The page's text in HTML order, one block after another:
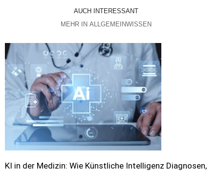
AUCH INTERESSANT
MEHR IN ALLGEMEINWISSEN
KI in der Medizin: Wie Künstliche Intelligenz Diagnosen,